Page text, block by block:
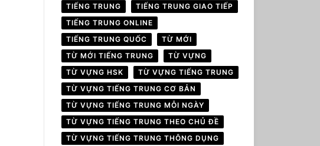
TIẾNG TRUNG
TIẾNG TRUNG GIAO TIẾP
TIẾNG TRUNG ONLINE
TIẾNG TRUNG QUỐC
TỪ MỚI
TỪ MỚI TIẾNG TRUNG
TỪ VỰNG
TỪ VỰNG HSK
TỪ VỰNG TIẾNG TRUNG
TỪ VỰNG TIẾNG TRUNG CƠ BẢN
TỪ VỰNG TIẾNG TRUNG MỖI NGÀY
TỪ VỰNG TIẾNG TRUNG THEO CHỦ ĐỀ
TỪ VỰNG TIẾNG TRUNG THÔNG DỤNG